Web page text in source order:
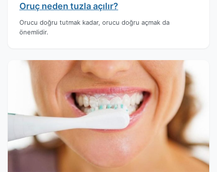
Oruç neden tuzla açılır?
Orucu doğru tutmak kadar, orucu doğru açmak da
önemlidir.